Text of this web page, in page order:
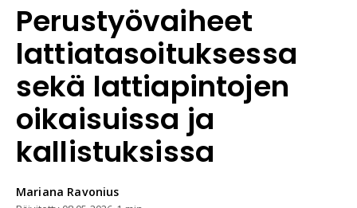
Perustyövaiheet
lattiatasoituksessa
sekä lattiapintojen
oikaisuissa ja
kallistuksissa
Mariana Ravonius